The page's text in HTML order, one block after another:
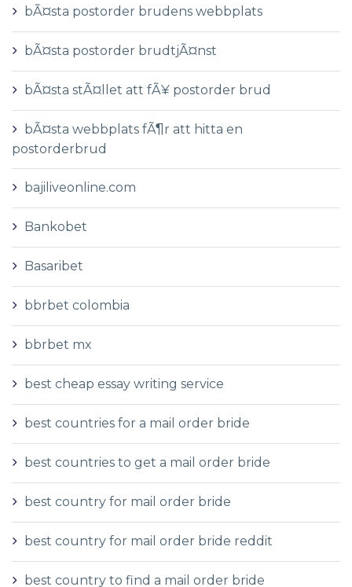
bÃ¤sta postorder brudens webbplats
bÃ¤sta postorder brudtjÃ¤nst
bÃ¤sta stÃ¤llet att fÃ¥ postorder brud
bÃ¤sta webbplats fÃ¶r att hitta en
postorderbrud
bajiliveonline.com
Bankobet
Basaribet
bbrbet colombia
bbrbet mx
best cheap essay writing service
best countries for a mail order bride
best countries to get a mail order bride
best country for mail order bride
best country for mail order bride reddit
best country to find a mail order bride